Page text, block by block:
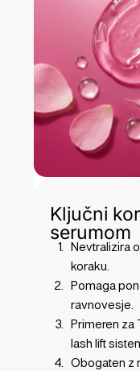
Ključni
serumom
Nevtralizira
koraku.
Pomaga
ravnovesje.
Primeren za
lash lift
Obogaten z